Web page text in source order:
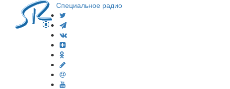
Специальное радио